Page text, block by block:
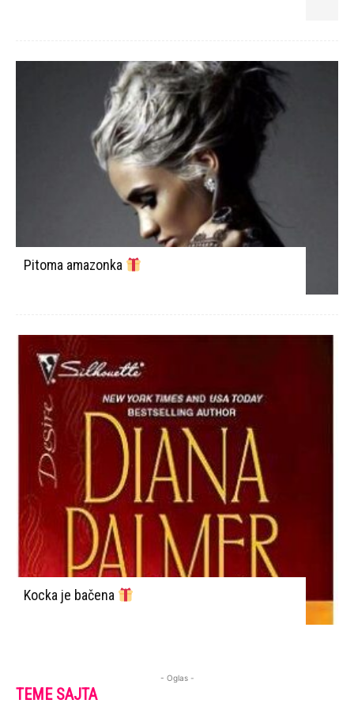
Pitoma amazonka
Kocka je bačena
- Oglas -
TEME SAJTA